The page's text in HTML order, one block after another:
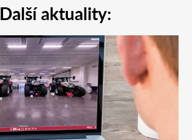
Další aktuality: